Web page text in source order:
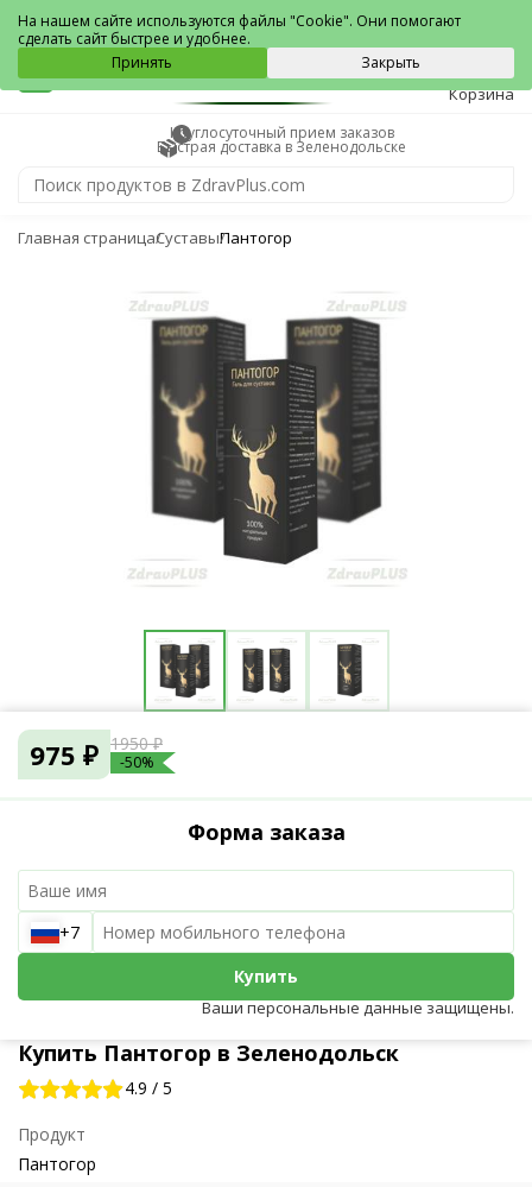
Зеленодольск
0
Корзина
Круглосуточный прием заказов
Быстрая доставка в Зеленодольске
Главная страницаСуставыПантогор
Купить Пантогор в Зеленодольск
4.9 / 5
Продукт
Пантогор
975 ₽ 1950 ₽
-50%
Форма заказа
+7
Купить
Ваши персональные данные защищены.
На нашем сайте используются файлы "Cookie". Они помогают
сделать сайт быстрее и удобнее.
Принять
Закрыть